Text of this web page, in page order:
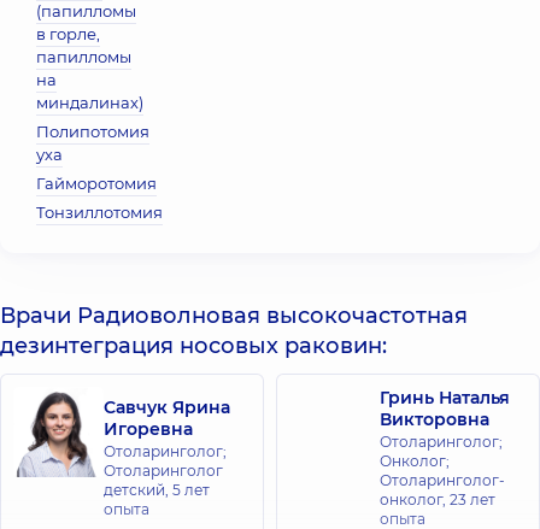
(папилломы
в горле,
папилломы
на
миндалинах)
Полипотомия
уха
Гайморотомия
Тонзиллотомия
Врачи Радиоволновая высокочастотная
дезинтеграция носовых раковин:
Савчук Ярина
Игоревна
Отоларинголог;
Отоларинголог
детский, 5 лет
опыта
Гринь Наталья
Викторовна
Отоларинголог;
Онколог;
Отоларинголог-
онколог, 23 лет
опыта